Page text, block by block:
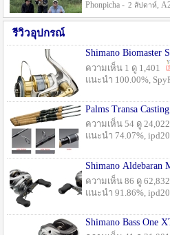
Phonpicha - 2 สัปดาห์,
รีวิวอุปกรณ์
Shimano Biomaster
ความเห็น 1 ดู 1,401
แนะนำ 100.00%,
Palms Transa Casting
ความเห็น 54 ดู 24,022
แนะนำ 74.07%,
Shimano Aldebaran
ความเห็น 86 ดู 62,832
แนะนำ 91.86%,
Shimano Bass One